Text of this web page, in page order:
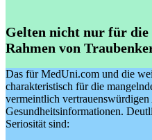
Gelten nicht nur für
Rahmen von
Das für MedUni.com und die
charakteristisch für die
vermeintlich
Gesundheitsinformationen.
Seriosität sind: